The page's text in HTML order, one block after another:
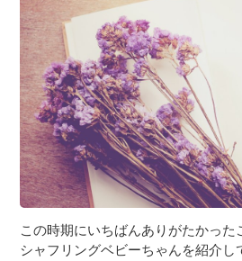
この時期にいちばんありがたかった
シャフリングベビーちゃんを紹介し